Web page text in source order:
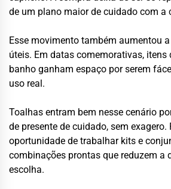
de um plano maior de cuidado com a
Esse movimento também aumentou
úteis. Em datas comemorativas, itens
banho ganham espaço por serem
uso real.
Toalhas entram bem nesse cenário
de presente de cuidado, sem exagero.
oportunidade de trabalhar kits e
combinações prontas que reduzem a
escolha.